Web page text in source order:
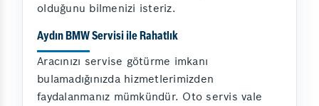
olduğunu bilmenizi isteriz.
Aydın BMW Servisi ile Rahatlık
Aracınızı servise götürme imkanı
bulamadığınızda hizmetlerimizden
faydalanmanız mümkündür. Oto servis vale